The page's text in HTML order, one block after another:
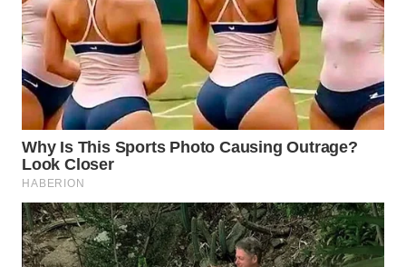
MADURA
WN
SURABAYA
WN
NATUNA
WN
BINTAN
WN